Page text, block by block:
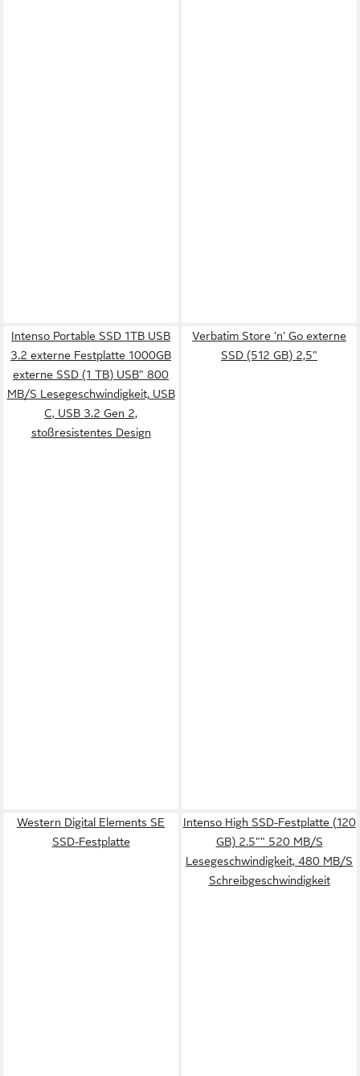
Intenso Portable SSD 1TB USB
3.2 externe Festplatte 1000GB
externe SSD (1 TB) USB" 800
MB/S Lesegeschwindigkeit, USB
C, USB 3.2 Gen 2,
stoßresistentes Design
Verbatim Store 'n' Go externe
SSD (512 GB) 2,5"
Western Digital Elements SE
SSD-Festplatte
Intenso High SSD-Festplatte (120
GB) 2.5"" 520 MB/S
Lesegeschwindigkeit, 480 MB/S
Schreibgeschwindigkeit